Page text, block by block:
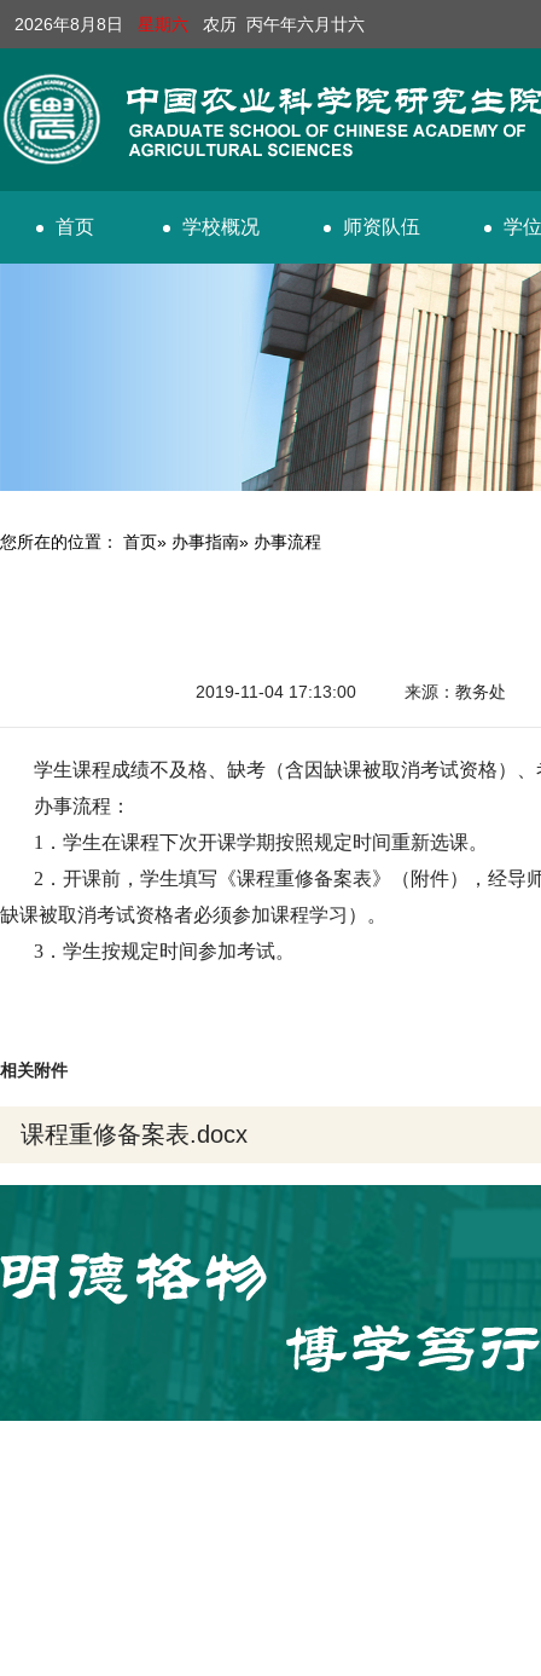
2026年8月8日 星期六 农历 丙午年六月廿六
首页 学校概况 师资队伍 学
您所在的位置： 首页» 办事指南» 办事流程
2019-11-04 17:13:00 来源：教务处
学生课程成绩不及格、缺考（含因缺课被取消考试资格）
办事流程：
1 ．学生在课程下次开课学期按照规定时间重新选课。
2 ．开课前，学生填写《课程重修备案表》（附件），经
缺课被取消考试资格者必须参加课程学习）。
3 ．学生按规定时间参加考试。
相关附件
课程重修备案表.docx